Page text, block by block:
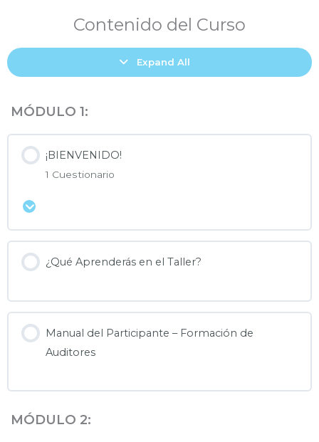
Contenido del Curso
Expand All
MÓDULO 1:
¡BIENVENIDO!
1 Cuestionario
¿Qué Aprenderás en el Taller?
Manual del Participante – Formación de
Auditores
MÓDULO 2:
Formación
de